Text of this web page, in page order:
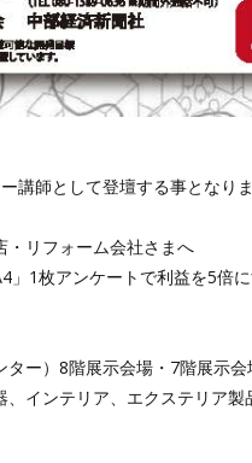
講師として登壇する事となりま
・リフォーム会社さまへ
1枚アンケートで利益を5倍
ー）8階展示会場・7階展示会
インテリア、エクステリア